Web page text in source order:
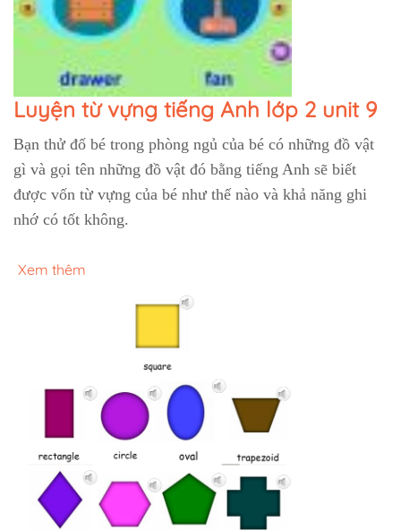
Luyện từ vựng tiếng Anh lớp 2 unit 9
Bạn thử đố bé trong phòng ngủ của bé có những đồ vật
gì và gọi tên những đồ vật đó bằng tiếng Anh sẽ biết
được vốn từ vựng của bé như thế nào và khả năng ghi
nhớ có tốt không.
Xem thêm